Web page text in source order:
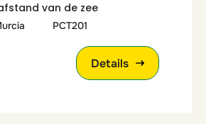
van de zee
PCT201
Details